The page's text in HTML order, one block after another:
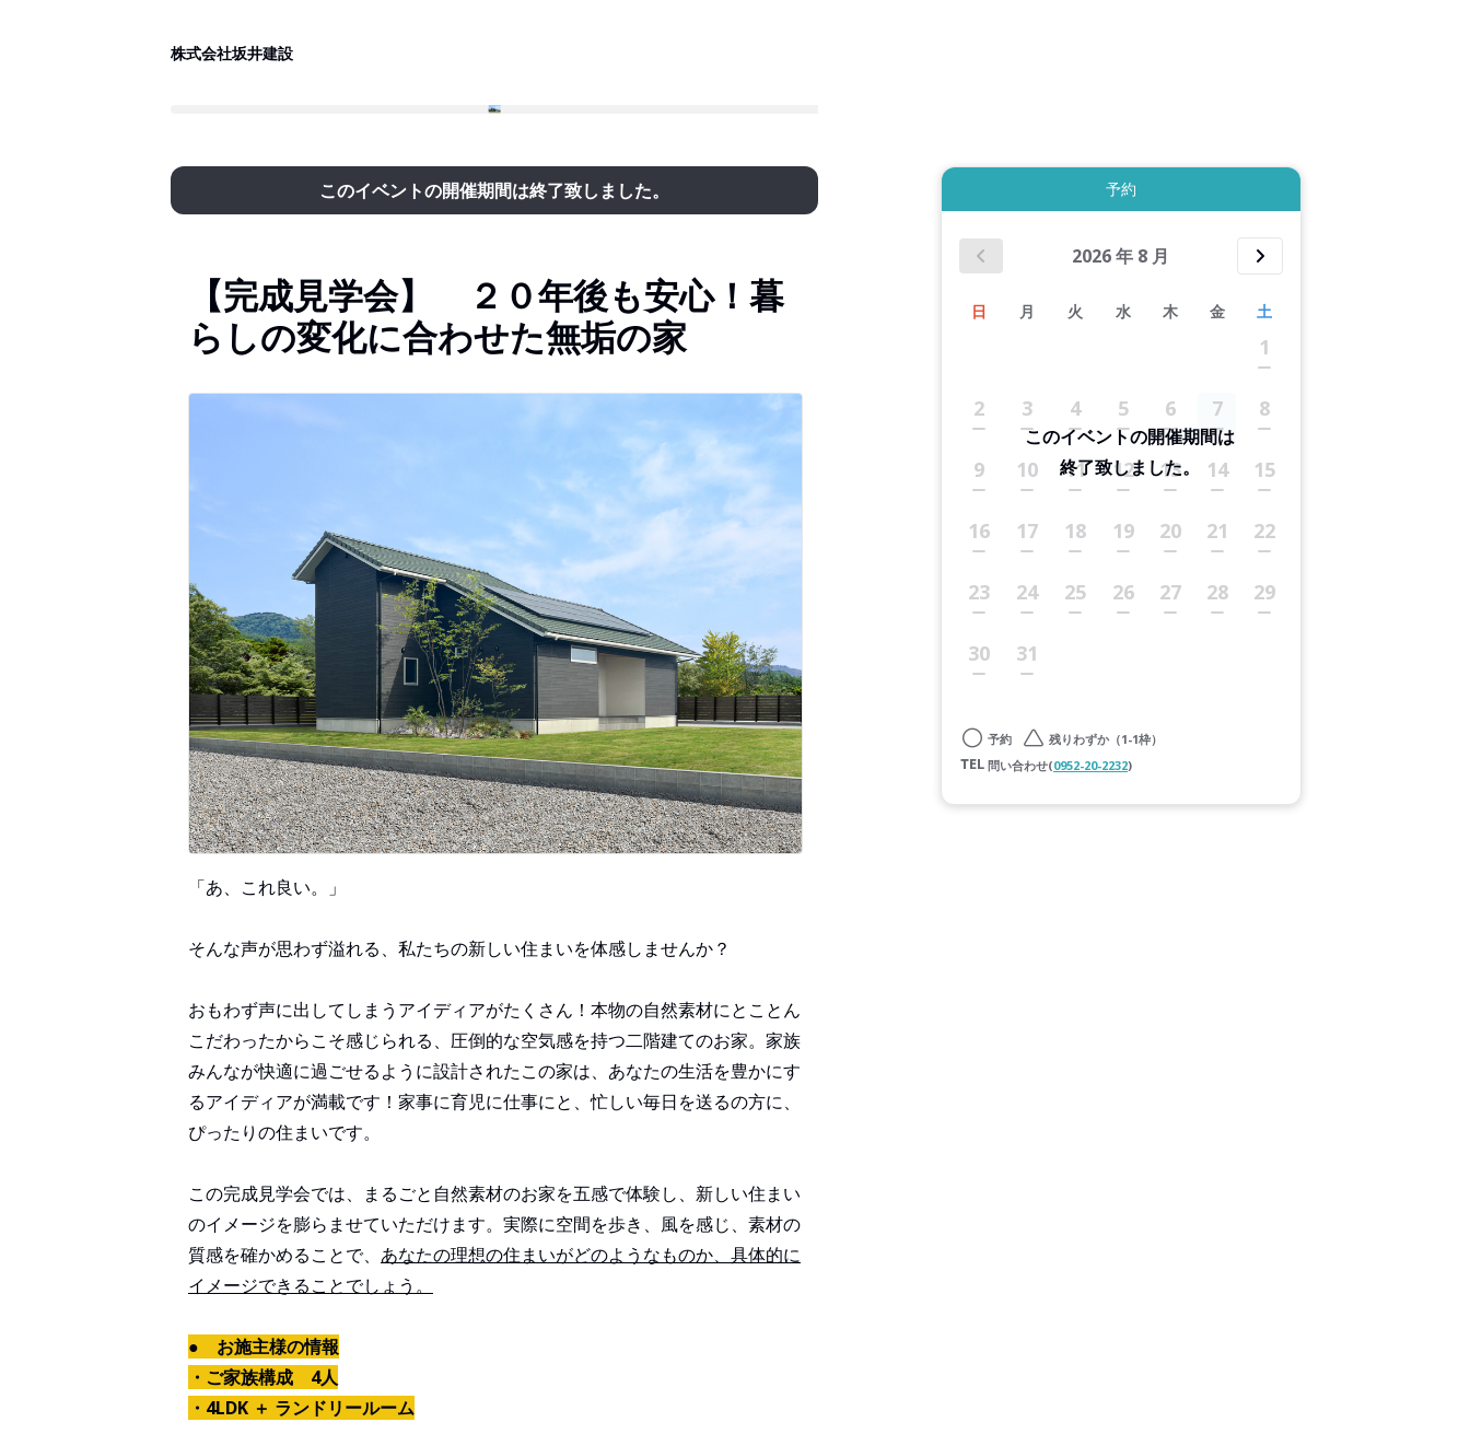
株式会社坂井建設
このイベントの開催期間は終了致しました。
【完成見学会】 ２０年後も安心！暮
らしの変化に合わせた無垢の家
「あ、これ良い。」
そんな声が思わず溢れる、私たちの新しい住まいを体感しませんか？
おもわず声に出してしまうアイディアがたくさん！本物の自然素材にとことん
こだわったからこそ感じられる、圧倒的な空気感を持つ二階建てのお家。家族
みんなが快適に過ごせるように設計されたこの家は、あなたの生活を豊かにす
るアイディアが満載です！家事に育児に仕事にと、忙しい毎日を送るの方に、
ぴったりの住まいです。
この完成見学会では、まるごと自然素材のお家を五感で体験し、新しい住まい
のイメージを膨らませていただけます。実際に空間を歩き、風を感じ、素材の
質感を確かめることで、 あなたの理想の住まいがどのようなものか、具体的に
イメージできることでしょう。
● お施主様の情報
・ご家族構成 4人
・4LDK ＋ ランドリールーム
予約
2026年 8 月
日 月 火 水 木 金 土
1
2 3 4 5 6 7 8
9 10 11 12 13 14 15
16 17 18 19 20 21 22
23 24 25 26 27 28 29
30 31
このイベントの開催期間は
終了致しました。
予約
残りわずか（1-1枠）
問い合わせ(0952-20-2232)